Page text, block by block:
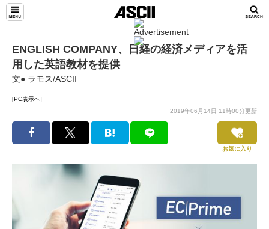
ENGLISH COMPANY、日経の経済メディアを活
用した英語教材を提供
文● ラモス/ASCII
[PC表示へ]
2019年06月14日 11時00分更新
お気に入り